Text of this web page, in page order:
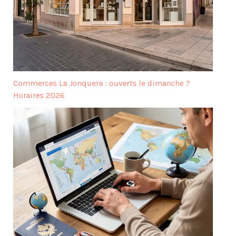
Commerces La Jonquera : ouverts le dimanche ?
Horaires 2026